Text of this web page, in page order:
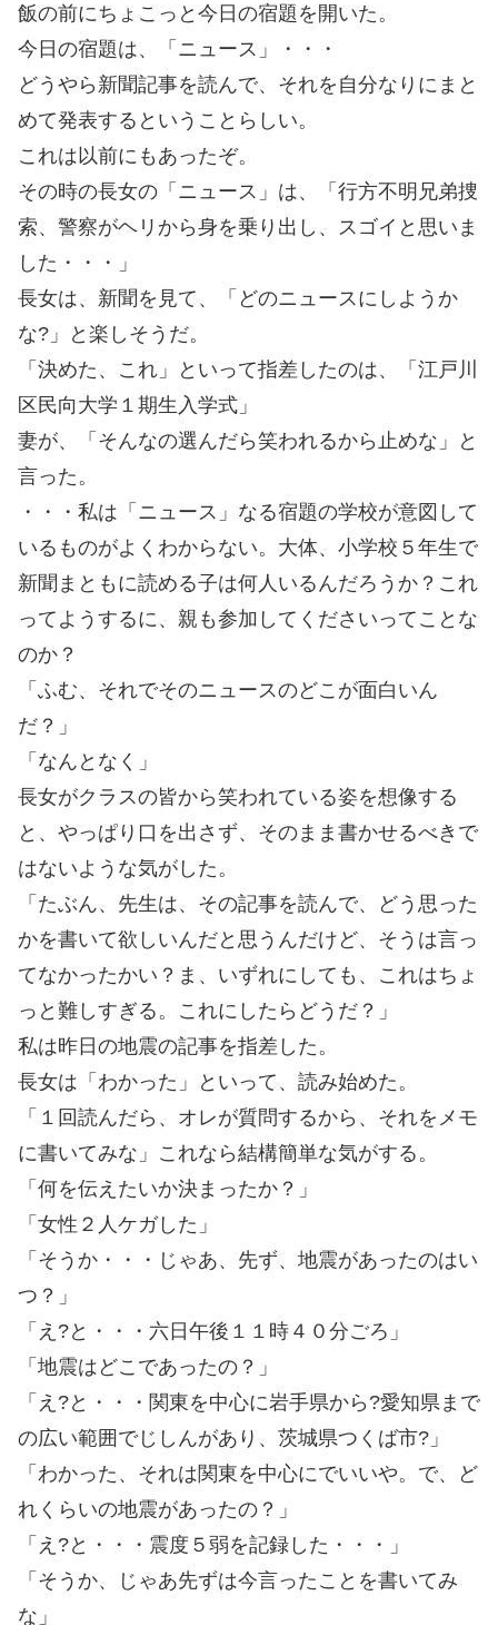
飯の前にちょこっと今日の宿題を開いた。
今日の宿題は、「ニュース」・・・
どうやら新聞記事を読んで、それを自分なりにまと
めて発表するということらしい。
これは以前にもあったぞ。
その時の長女の「ニュース」は、「行方不明兄弟捜
索、警察がヘリから身を乗り出し、スゴイと思いま
した・・・」
長女は、新聞を見て、「どのニュースにしようか
な?」と楽しそうだ。
「決めた、これ」といって指差したのは、「江戸川
区民向大学１期生入学式」
妻が、「そんなの選んだら笑われるから止めな」と
言った。
・・・私は「ニュース」なる宿題の学校が意図して
いるものがよくわからない。大体、小学校５年生で
新聞まともに読める子は何人いるんだろうか？これ
ってようするに、親も参加してくださいってことな
のか？
「ふむ、それでそのニュースのどこが面白いん
だ？」
「なんとなく」
長女がクラスの皆から笑われている姿を想像する
と、やっぱり口を出さず、そのまま書かせるべきで
はないような気がした。
「たぶん、先生は、その記事を読んで、どう思った
かを書いて欲しいんだと思うんだけど、そうは言っ
てなかったかい？ま、いずれにしても、これはちょ
っと難しすぎる。これにしたらどうだ？」
私は昨日の地震の記事を指差した。
長女は「わかった」といって、読み始めた。
「１回読んだら、オレが質問するから、それをメモ
に書いてみな」これなら結構簡単な気がする。
「何を伝えたいか決まったか？」
「女性２人ケガした」
「そうか・・・じゃあ、先ず、地震があったのはい
つ？」
「え?と・・・六日午後１１時４０分ごろ」
「地震はどこであったの？」
「え?と・・・関東を中心に岩手県から?愛知県まで
の広い範囲でじしんがあり、茨城県つくば市?」
「わかった、それは関東を中心にでいいや。で、ど
れくらいの地震があったの？」
「え?と・・・震度５弱を記録した・・・」
「そうか、じゃあ先ずは今言ったことを書いてみ
な」